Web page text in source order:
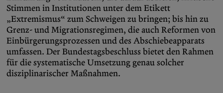
Stimmen in Institutionen unter dem Etikett
„Extremismus“ zum Schweigen zu bringen; bis hin zu
Grenz- und Migrationsregimen, die auch Reformen von
Einbürgerungsprozessen und des Abschiebeapparats
umfassen. Der Bundestagsbeschluss bietet den Rahmen
für die systematische Umsetzung genau solcher
disziplinarischer Maßnahmen.